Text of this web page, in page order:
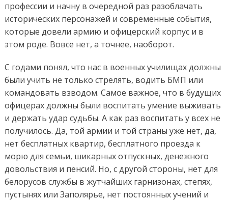
профессии и начну в очередной раз разоблачать
исторических персонажей и современные события,
которые довели армию и офицерский корпус и в
этом роде. Вовсе нет, а точнее, наоборот.
С годами понял, что нас в военных училищах должны
были учить не только стрелять, водить БМП или
командовать взводом. Самое важное, что в будущих
офицерах должны были воспитать умение выживать
и держать удар судьбы. А как раз воспитать у всех не
получилось. Да, той армии и той страны уже нет, да,
нет бесплатных квартир, бесплатного проезда к
морю для семьи, шикарных отпускных, денежного
довольствия и пенсий. Но, с другой стороны, нет для
белорусов службы в жутчайших гарнизонах, степях,
пустынях или Заполярье, нет постоянных учений и